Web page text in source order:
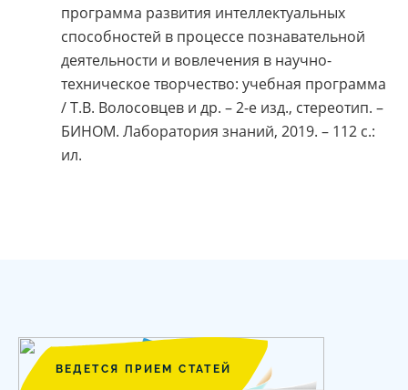
программа развития интеллектуальных
способностей в процессе познавательной
деятельности и вовлечения в научно-
техническое творчество: учебная программа
/ Т.В. Волосовцев и др. – 2-е изд., стереотип. –
БИНОМ. Лаборатория знаний, 2019. – 112 с.:
ил.
ВЕДЕТСЯ ПРИЕМ СТАТЕЙ